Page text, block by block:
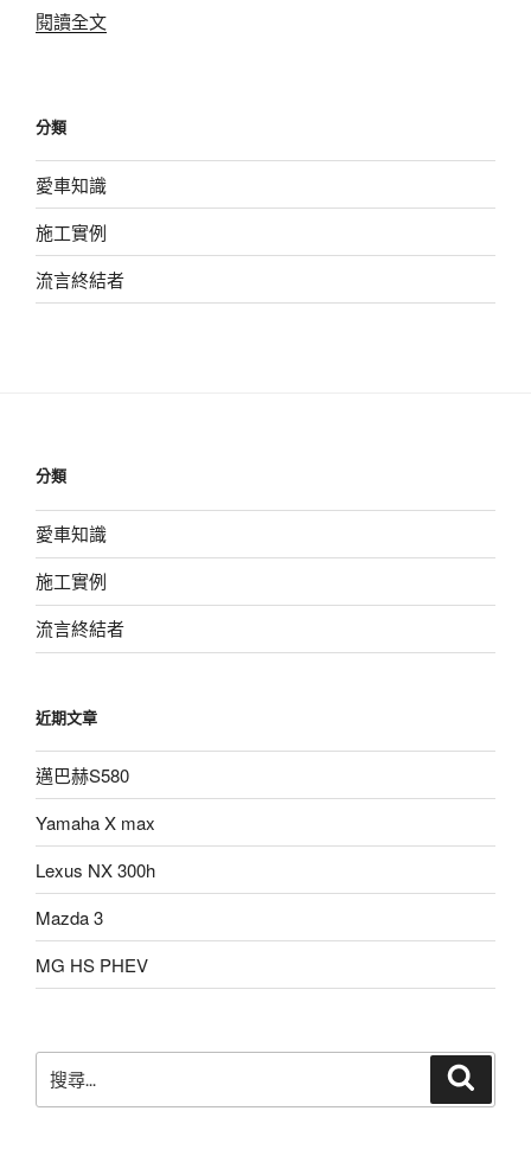
閱讀全文〈MG
分類
愛車知識
施工實例
流言終結者
分類
愛車知識
施工實例
流言終結者
近期文章
邁巴赫S580
Yamaha X max
Lexus NX 300h
Mazda 3
MG HS PHEV
尋